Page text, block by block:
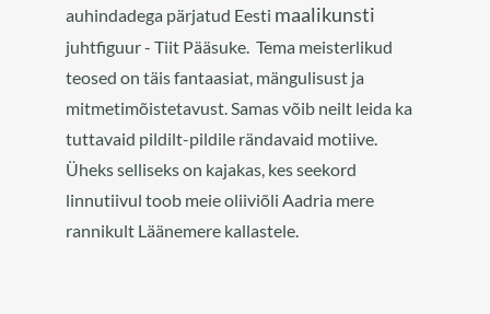
auhindadega pärjatud Eesti maalikunsti
juhtfiguur - Tiit Pääsuke. Tema meisterlikud
teosed on täis fantaasiat, mängulisust ja
mitmetimõistetavust. Samas võib neilt leida ka
tuttavaid pildilt-pildile rändavaid motiive.
Üheks selliseks on kajakas, kes seekord
linnutiivul toob meie oliiviõli Aadria mere
rannikult Läänemere kallastele.